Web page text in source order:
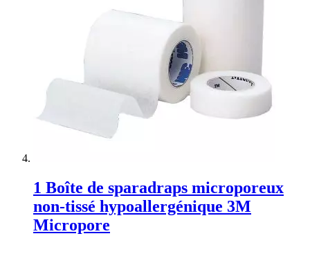
1 Boîte de sparadraps microporeux
non-tissé hypoallergénique 3M
Micropore